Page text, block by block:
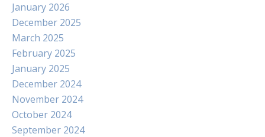
January 2026
December 2025
March 2025
February 2025
January 2025
December 2024
November 2024
October 2024
September 2024